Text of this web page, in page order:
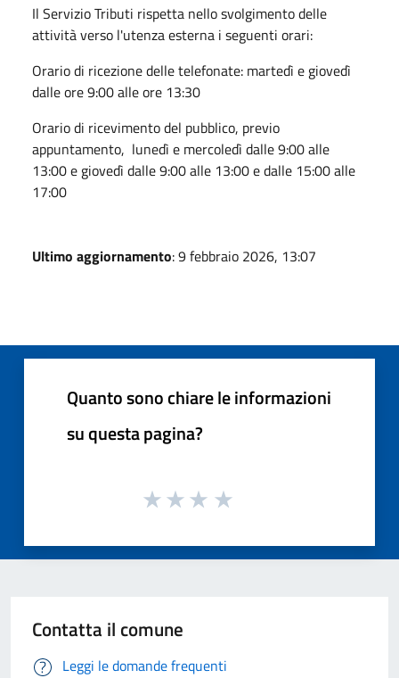
Il Servizio Tributi rispetta nello svolgimento delle
attività verso l'utenza esterna i seguenti orari:
Orario di ricezione delle telefonate: martedì e giovedì
dalle ore 9:00 alle ore 13:30
Orario di ricevimento del pubblico, previo
appuntamento, lunedì e mercoledì dalle 9:00 alle
13:00 e giovedì dalle 9:00 alle 13:00 e dalle 15:00 alle
17:00
Ultimo aggiornamento: 9 febbraio 2026, 13:07
Quanto sono chiare le informazioni
su questa pagina?
Contatta il comune
Leggi le domande frequenti